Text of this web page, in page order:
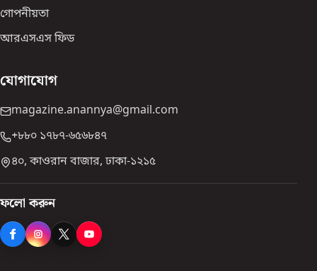
গোপনীয়তা
আরএসএস ফিড
যোগাযোগ
magazine.anannya@gmail.com
+৮৮০ ১৭৮৭-৬৫৬৮৪৭
৪০, কাওরান বাজার, ঢাকা-১২১৫
ফলো করুন